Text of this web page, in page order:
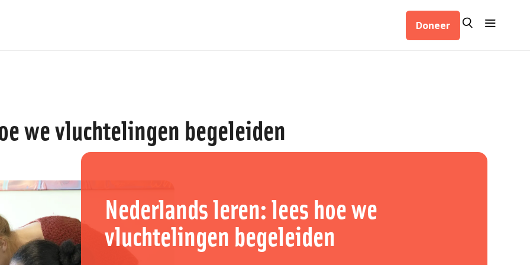
Doneer Zoeken
we vluchtelingen begeleiden
Nederlands leren: lees hoe we
vluchtelingen begeleiden